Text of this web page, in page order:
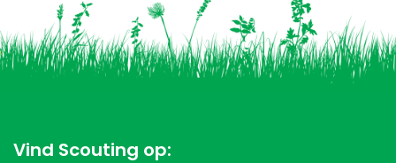
Vind Scouting op: